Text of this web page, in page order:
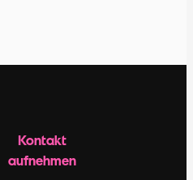
Kontakt
aufnehmen